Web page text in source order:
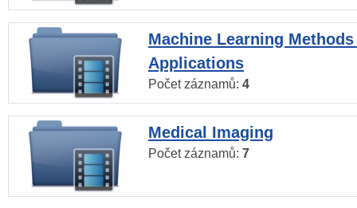
Machine Learning
Applications
Počet záznamů: 4
Medical Imaging
Počet záznamů: 7